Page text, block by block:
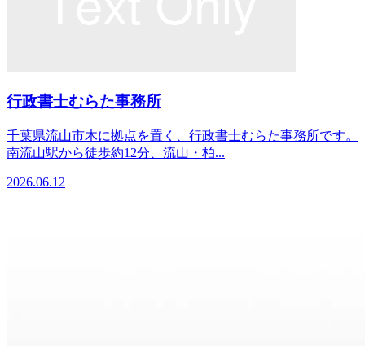
行政書士むらた事務所
千葉県流山市木に拠点を置く、行政書士むらた事務所です。
南流山駅から徒歩約12分、流山・柏...
2026.06.12